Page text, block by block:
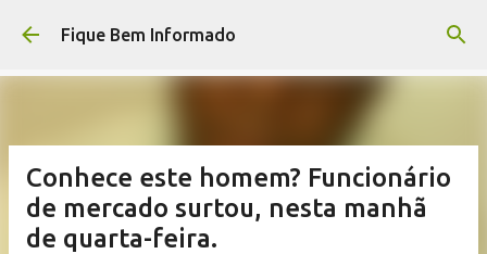
Pular para o conteúdo principal
Fique Bem Informado
Conhece este homem? Funcionário
de mercado surtou, nesta manhã
de quarta-feira.